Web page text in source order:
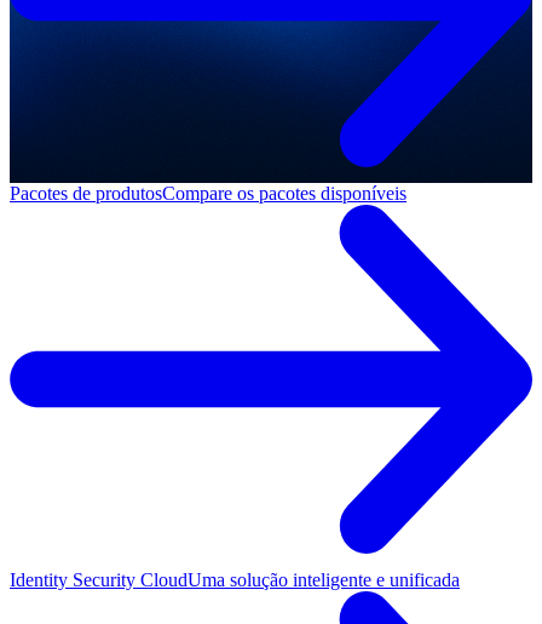
Pacotes de produtosCompare os pacotes disponíveis
Identity Security CloudUma solução inteligente e unificada